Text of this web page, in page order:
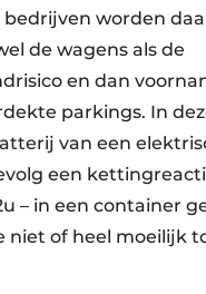
worden
de wagens als de
en dan
parkings. In
van een
een
– in een container
niet of heel moeilijk